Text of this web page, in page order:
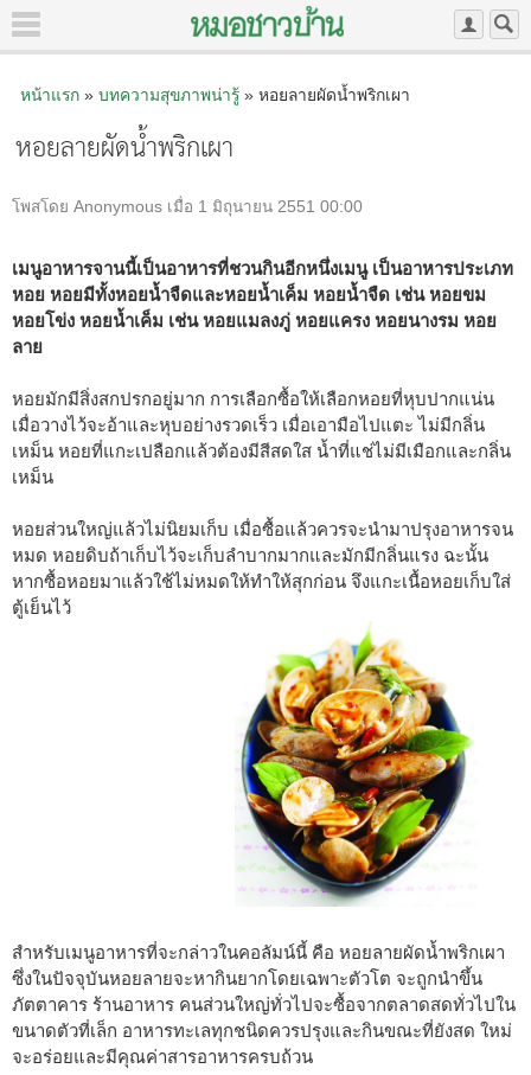
หน้าแรก» บทความสุขภาพน่ารู้» หอยลายผัดน้ำพริกเผา
หอยลายผัดน้ำพริกเผา
โพสโดย Anonymous เมื่อ 1 มิถุนายน 2551 00:00
เมนูอาหารจานนี้เป็นอาหารที่ชวนกินอีกหนึ่งเมนู เป็นอาหารประเภท
หอย หอยมีทั้งหอยน้ำจืดและหอยน้ำเค็ม หอยน้ำจืด เช่น หอยขม
หอยโข่ง หอยน้ำเค็ม เช่น หอยแมลงภู่ หอยแครง หอยนางรม หอย
ลาย
หอยมักมีสิ่งสกปรกอยู่มาก การเลือกซื้อให้เลือกหอยที่หุบปากแน่น
เมื่อวางไว้จะอ้าและหุบอย่างรวดเร็ว เมื่อเอามือไปแตะ ไม่มีกลิ่น
เหม็น หอยที่แกะเปลือกแล้วต้องมีสีสดใส น้ำที่แช่ไม่มีเมือกและกลิ่น
เหม็น
หอยส่วนใหญ่แล้วไม่นิยมเก็บ เมื่อซื้อแล้วควรจะนำมาปรุงอาหารจน
หมด หอยดิบถ้าเก็บไว้จะเก็บลำบากมากและมักมีกลิ่นแรง ฉะนั้น
หากซื้อหอยมาแล้วใช้ไม่หมดให้ทำให้สุกก่อน จึงแกะเนื้อหอยเก็บใส่
ตู้เย็นไว้
สำหรับเมนูอาหารที่จะกล่าวในคอลัมน์นี้ คือ หอยลายผัดน้ำพริกเผา
ซึ่งในปัจจุบันหอยลายจะหากินยากโดยเฉพาะตัวโต จะถูกนำขึ้น
ภัตตาคาร ร้านอาหาร คนส่วนใหญ่ทั่วไปจะซื้อจากตลาดสดทั่วไปใน
ขนาดตัวที่เล็ก อาหารทะเลทุกชนิดควรปรุงและกินขณะที่ยังสด ใหม่
จะอร่อยและมีคุณค่าสารอาหารครบถ้วน